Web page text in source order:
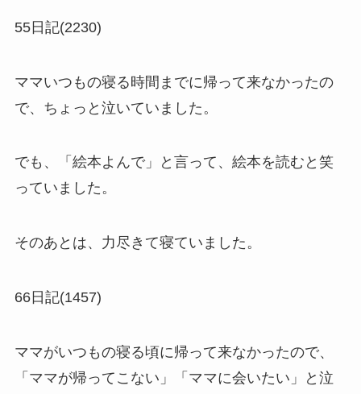
55日記(2230)
ママいつもの寝る時間までに帰って来なかったの
で、ちょっと泣いていました。
でも、「絵本よんで」と言って、絵本を読むと笑
っていました。
そのあとは、力尽きて寝ていました。
66日記(1457)
ママがいつもの寝る頃に帰って来なかったので、
「ママが帰ってこない」「ママに会いたい」と泣